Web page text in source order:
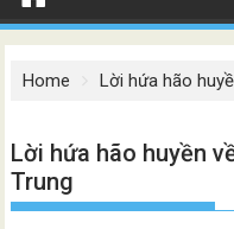
Home Lời hứa hão
Lời hứa hão huyền
Trung